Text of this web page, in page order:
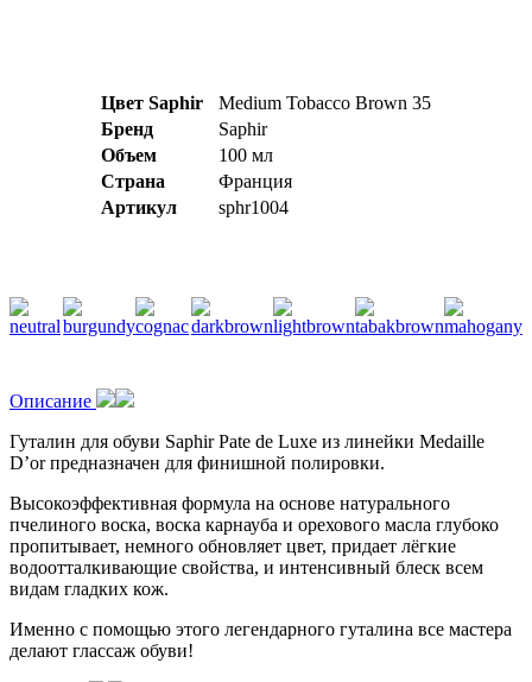
Цвет Saphir
Medium Tobacco Brown 35
Бренд
Saphir
Объем
100 мл
Страна
Франция
Артикул
sphr1004
Описание
Гуталин для обуви Saphir Pate de Luxe из линейки Medaille
D’or предназначен для финишной полировки.
Высокоэффективная формула на основе натурального
пчелиного воска, воска карнауба и орехового масла глубоко
пропитывает, немного обновляет цвет, придает лёгкие
водоотталкивающие свойства, и интенсивный блеск всем
видам гладких кож.
Именно с помощью этого легендарного гуталина все мастера
делают глассаж обуви!